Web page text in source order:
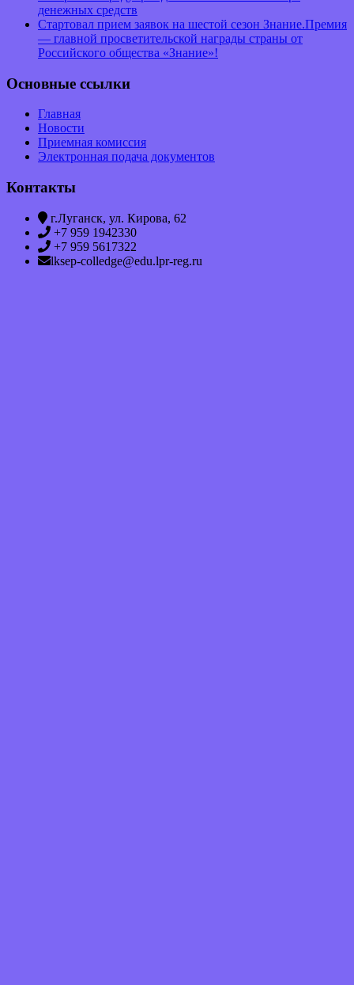
денежных средств
Стартовал прием заявок на шестой сезон Знание.Премия
— главной просветительской награды страны от
Российского общества «Знание»!
Основные ссылки
Главная
Новости
Приемная комиссия
Электронная подача документов
Контакты
г.Луганск, ул. Кирова, 62
+7 959 1942330
+7 959 5617322
lksep-colledge@edu.lpr-reg.ru